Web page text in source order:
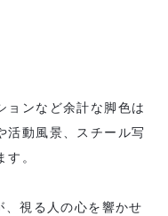
ョンなど余計な脚色は
活動風景、スチール写
。
視る人の心を響かせ